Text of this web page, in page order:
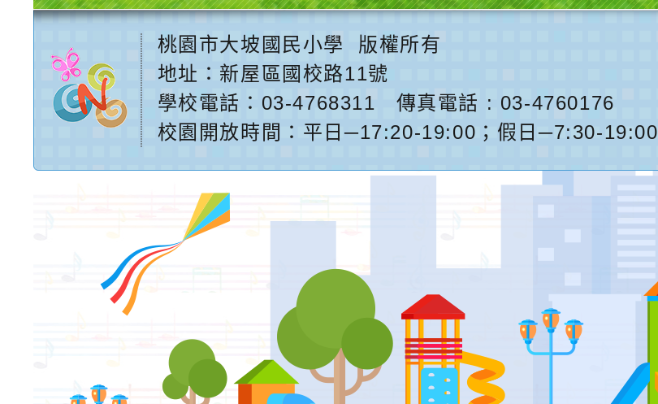
桃園市大坡國民小學
版權所有
地址： 新屋區國校路11號
學校電話：03-4768311
傳真電話 : 03-4760176
校園開放時間：平日─17:20-19:00；假日─7:30-19:00